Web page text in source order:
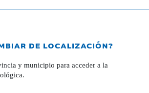
DE LOCALIZACIÓN?
y municipio para acceder a la